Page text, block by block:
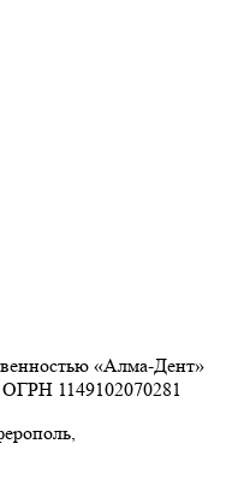
«Алма-Дент»
1149102070281